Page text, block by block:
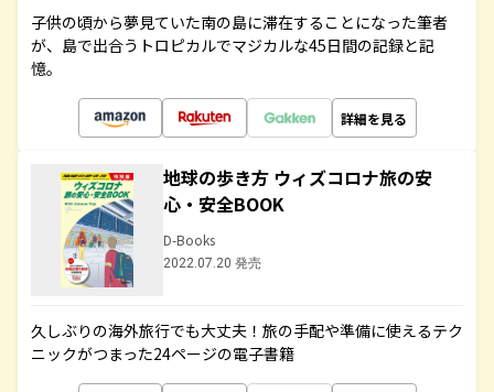
子供の頃から夢見ていた南の島に滞在することになった筆者
が、島で出合うトロピカルでマジカルな45日間の記録と記
憶。
詳細を見る
地球の歩き方 ウィズコロナ旅の安
心・安全BOOK
D-Books
2022.07.20 発売
久しぶりの海外旅行でも大丈夫！旅の手配や準備に使えるテク
ニックがつまった24ページの電子書籍